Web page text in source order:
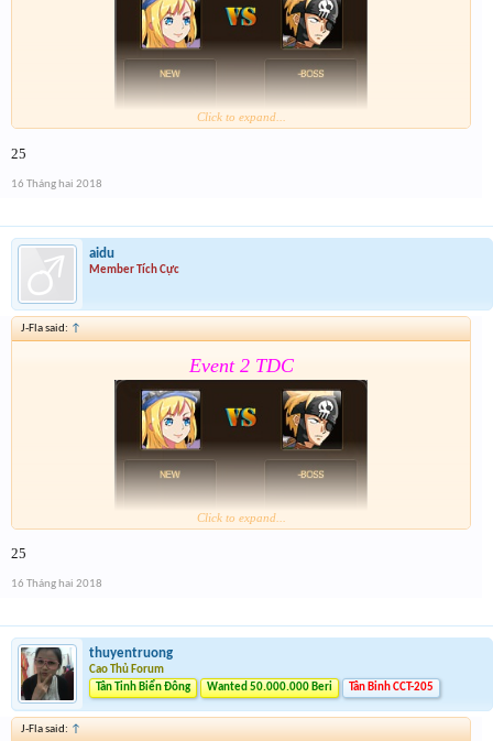
Nay là cả event hôm qua lun nên mỗi giải sẽ có 2 lần
nhé . Tổng 6 slot trúng cho event cuối cùng của năm
Click to expand...
25
16 Tháng hai 2018
aidu
Member Tích Cực
J-Fla said: ↑
Event 2 TDC
Nay là cả event hôm qua lun nên mỗi giải sẽ có 2 lần
nhé . Tổng 6 slot trúng cho event cuối cùng của năm
Click to expand...
25
16 Tháng hai 2018
thuyentruong
Cao Thủ Forum
Tân Tinh Biển Đông
Wanted 50.000.000 Beri Tân Binh CCT-205
J-Fla said: ↑